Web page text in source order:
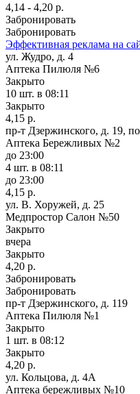
4,14 - 4,20 р.
Забронировать
Забронировать
Эффективная реклама на
ул. Жудро, д. 4
Аптека Пилюля №6
Закрыто
10 шт. в 08:11
Закрыто
4,15 р.
пр-т Дзержинского, д. 19,
Аптека Бережливых №2
до 23:00
4 шт. в 08:11
до 23:00
4,15 р.
ул. В. Хоружей, д. 25
Медпростор Салон №50
Закрыто
вчера
Закрыто
4,20 р.
Забронировать
Забронировать
пр-т Дзержинского, д. 119
Аптека Пилюля №1
Закрыто
1 шт. в 08:12
Закрыто
4,20 р.
ул. Кольцова, д. 4А
Аптека бережливых №10